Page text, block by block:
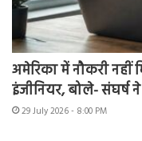
अमेरिका में नौकरी नहीं
इंजीनियर, बोले- संघर्ष
29 July 2026 - 8:00 PM